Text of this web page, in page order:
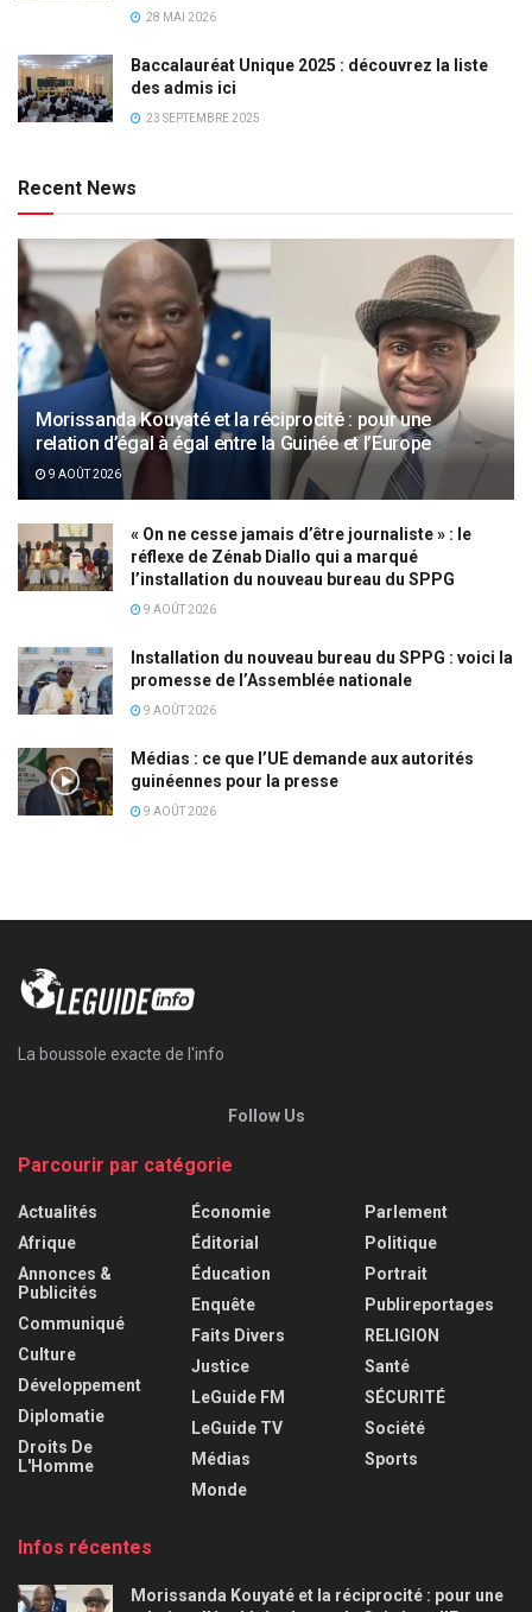
28 MAI 2026
Baccalauréat Unique 2025 : découvrez la liste
des admis ici
23 SEPTEMBRE 2025
Recent News
Morissanda Kouyaté et la réciprocité : pour une
relation d’égal à égal entre la Guinée et l’Europe
9 AOÛT 2026
« On ne cesse jamais d’être journaliste » : le
réflexe de Zénab Diallo qui a marqué
l’installation du nouveau bureau du SPPG
9 AOÛT 2026
Installation du nouveau bureau du SPPG : voici la
promesse de l’Assemblée nationale
9 AOÛT 2026
Médias : ce que l’UE demande aux autorités
guinéennes pour la presse
9 AOÛT 2026
La boussole exacte de l'info
Follow Us
Parcourir par catégorie
Actualités
Afrique
Annonces &
Publicités
Communiqué
Culture
Développement
Diplomatie
Droits De
L'Homme
Économie
Éditorial
Éducation
Enquête
Faits Divers
Justice
LeGuide FM
LeGuide TV
Médias
Monde
Parlement
Politique
Portrait
Publireportages
RELIGION
Santé
SÉCURITÉ
Société
Sports
Infos récentes
Morissanda Kouyaté et la réciprocité : pour une